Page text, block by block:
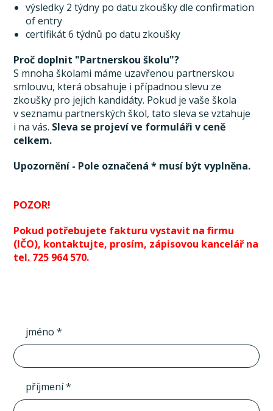
výsledky 2 týdny po datu zkoušky dle confirmation
of entry
certifikát 6 týdnů po datu zkoušky
Proč doplnit "Partnerskou školu"?
S mnoha školami máme uzavřenou partnerskou
smlouvu, která obsahuje i případnou slevu ze
zkoušky pro jejich kandidáty. Pokud je vaše škola
v seznamu partnerských škol, tato sleva se vztahuje
i na vás. Sleva se projeví ve formuláři v ceně
celkem.
Upozornění - Pole označená * musí být vyplněna.
POZOR!
Pokud potřebujete fakturu vystavit na firmu
(IČO), kontaktujte, prosím, zápisovou kancelář na
tel. 725 964 570.
jméno *
příjmení *